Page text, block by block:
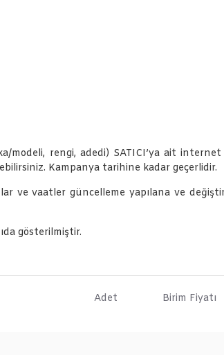
rengi, adedi) SATICI’ya ait internet
Kampanya tarihine kadar geçerlidir.
ve vaatler güncelleme yapılana ve
gösterilmiştir.
Adet Birim Fiyatı